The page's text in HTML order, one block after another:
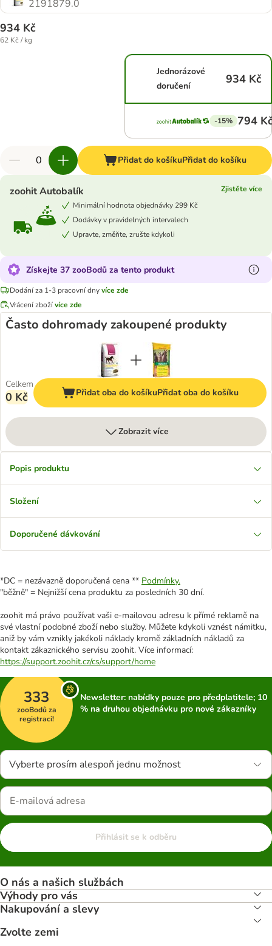
2191879.0
934 Kč
62 Kč / kg
Jednorázové
doručení
934 Kč
-15% 794
Přidat do košíkuPřidat do košíku
zoohit Autobalík
Zjistěte více
Minimální hodnota objednávky 299 Kč
Dodávky v pravidelných intervalech
Upravte, změňte, zrušte kdykoli
Získejte 37 zooBodů za tento produkt
Dodání za 1-3 pracovní dnyvíce zde
Vrácení zbožívíce zde
Často dohromady zakoupené produkty
Celkem
0 Kč Přidat oba do košíkuPřidat oba do košíku
Zobrazit více
Popis produktu
Složení
Doporučené dávkování
*DC = nezávazně doporučená cena ** Podmínky.
"běžně" = Nejnižší cena produktu za posledních 30 dní.
zoohit má právo používat vaši e-mailovou adresu k přímé reklamě na
své vlastní podobné zboží nebo služby. Můžete kdykoli vznést námitku,
aniž by vám vznikly jakékoli náklady kromě základních nákladů za
kontakt zákaznického servisu zoohit. Více informací:
https://support.zoohit.cz/cs/support/home
333
zooBodů za
registraci!
Newsletter: nabídky pouze pro předplatitele; 10
% na druhou objednávku pro nové zákazníky
Vyberte prosím alespoň jednu možnost
Přihlásit se k odběru
O nás a našich službách
Výhody pro vás
Nakupování a slevy
Zvolte zemi